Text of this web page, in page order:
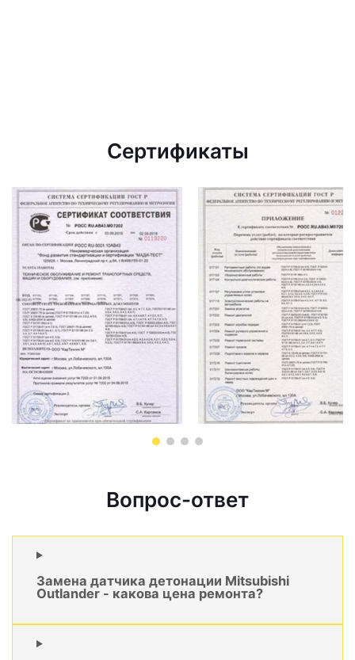
Сертификаты
Вопрос-ответ
Замена датчика детонации Mitsubishi
Outlander - какова цена ремонта?